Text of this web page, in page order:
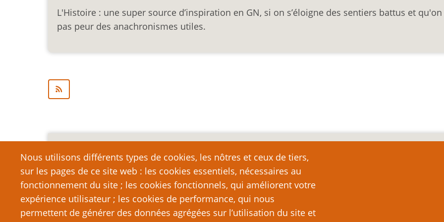
L'Histoire : une super source d’inspiration en GN, si on s’éloigne des sentiers battus et qu'on
pas peur des anachronismes utiles.
Nous utilisons différents types de cookies, les nôtres et ceux de tiers,
sur les pages de ce site web : les cookies essentiels, nécessaires au
fonctionnement du site ; les cookies fonctionnels, qui améliorent votre
expérience utilisateur ; les cookies de performance, qui nous
permettent de générer des données agrégées sur l’utilisation du site et
Mention légale importante
Nous vous encourageons à faire un lien vers cette page plutôt que de la copier ailleurs, car toute reproduction
qui dépasse la longueur raisonnable d’une citation (c’est-à-dire, en règle générale, un ou deux
strictement interdite. Si vous reproduisez une grande partie ou la totalité du texte de cette page sans l’autorisation
de PTGPTB.fr, et que vous diffusez ladite copie publiquement (sites Web, blogs, forums, imprimés, etc.), vous
que vous commettez délibérément une violation des lois sur le droit d’auteur, c’est-à-dire un acte illégal